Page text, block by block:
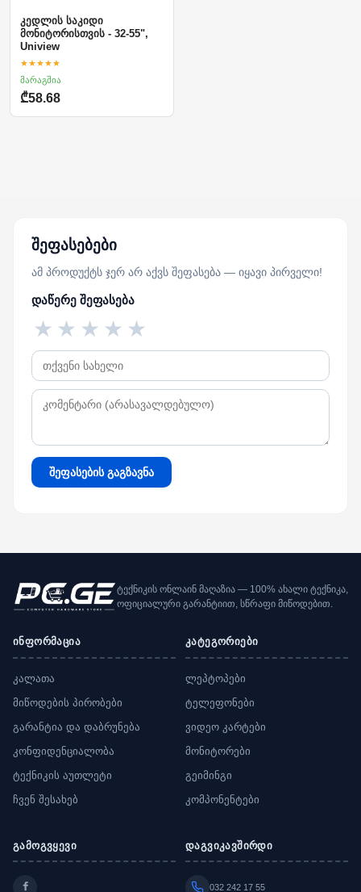
კედლის საკიდი
მონიტორისთვის - 32-55",
Uniview
★★★★★
მარაგშია
₾58.68
შეფასებები
ამ პროდუქტს ჯერ არ აქვს შეფასება — იყავი პირველი!
დაწერე შეფასება
★
★
★
★
★
შეფასების გაგზავნა
ტექნიკის ონლაინ მაღაზია — 100% ახალი ტექნიკა,
ოფიციალური გარანტიით, სწრაფი მიწოდებით.
ინფორმაცია
კალათა
მიწოდების პირობები
გარანტია და დაბრუნება
კონფიდენციალობა
ტექნიკის აუთლეტი
ჩვენ შესახებ
კატეგორიები
ლეპტოპები
ტელეფონები
ვიდეო კარტები
მონიტორები
გეიმინგი
კომპონენტები
გამოგვყევი დაგვიკავშირდი
032 242 17 55